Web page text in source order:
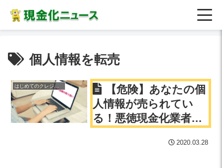
個人情報を転売
はじめてのクレジットカード現金化
【危険】あなたの個
人情報が売られてい
る！悪徳現金化業者を
2020.03.28